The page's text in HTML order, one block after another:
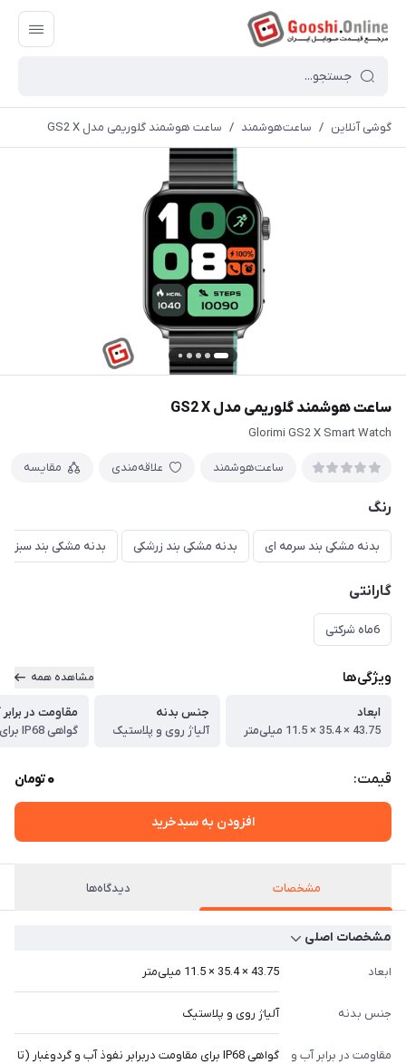
گوشی آنلاین / ساعت‌هوشمند / ساعت هوشمند گلوریمی مدل GS2 X
ساعت هوشمند گلوریمی مدل GS2 X
Glorimi GS2 X Smart Watch
ساعت‌هوشمند علاقه‌مندی مقایسه
رنگ
بدنه مشکی بند سرمه ای بدنه مشکی بند زرشکی بدنه مشکی بند سبز
گارانتی
6ماه شرکتی
ویژگی‌ها مشاهده همه
ابعاد
43.75 × 35.4 × 11.5 میلی‌متر
جنس بدنه
آلیاژ روی و پلاستیک
مقاومت در
قیمت: 0تومان
افزودن به سبدخرید
مشخصات دیدگاه‌ها
مشخصات اصلی
ابعاد 43.75 × 35.4 × 11.5 میلی‌متر
جنس بدنه آلیاژ روی و پلاستیک
مقاومت در برابر آب و
گواهی IP68 برای مقاومت دربرابر نفوذ آب و گردوغبار (تا